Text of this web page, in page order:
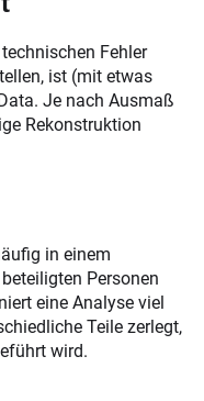
Fehler
ist (mit etwas
Je nach Ausmaß
Rekonstruktion
in einem
Personen
eine Analyse viel
Teile zerlegt,
wird.